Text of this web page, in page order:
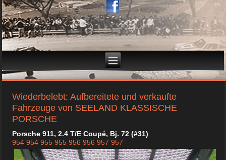
Wiederbelebt: Aufbereitete und verkaufte
Fahrzeuge von SEELAND KLASSISCHE
PORSCHE
Porsche 911, 2.4 T/E Coupé, Bj. 72 (#31)
954 954 955 955 956 956 957 957